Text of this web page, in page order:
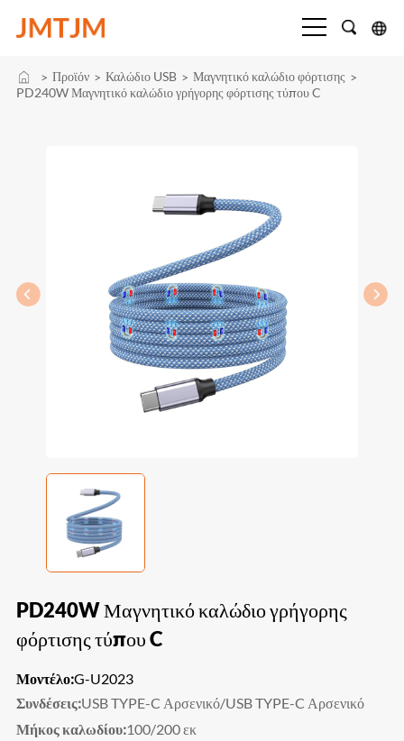
> Προϊόν > Καλώδιο USB > Μαγνητικό καλώδιο φόρτισης >
PD240W Μαγνητικό καλώδιο γρήγορης φόρτισης τύπου C
PD240W Μαγνητικό καλώδιο γρήγορης
φόρτισης τύπου C
Μοντέλο:G-U2023
Συνδέσεις:USB TYPE-C Αρσενικό/USB TYPE-C Αρσενικό
Μήκος καλωδίου:100/200 εκ